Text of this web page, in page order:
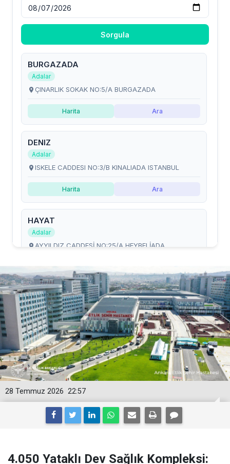
22:57
28 Temmuz 2026
4.050 Yataklı Dev Sağlık Kompleksi: